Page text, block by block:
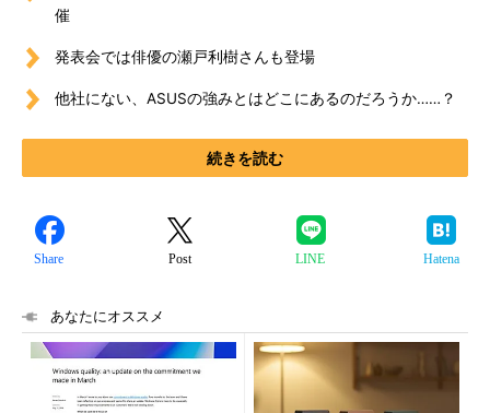
催
発表会では俳優の瀬戸利樹さんも登場
他社にない、ASUSの強みとはどこにあるのだろうか……？
続きを読む
Share Post LINE Hatena
あなたにオススメ